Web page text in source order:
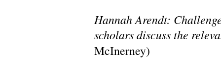
Hannah Arendt:
scholars discuss the
McInerney)